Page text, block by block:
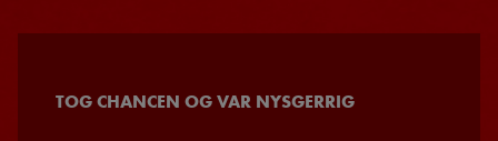
TOG CHANCEN OG VAR NYSGERRIG